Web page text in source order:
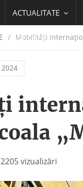
ACTUALITATE
EDUCATIE
Mobilități
2205 vizualizări